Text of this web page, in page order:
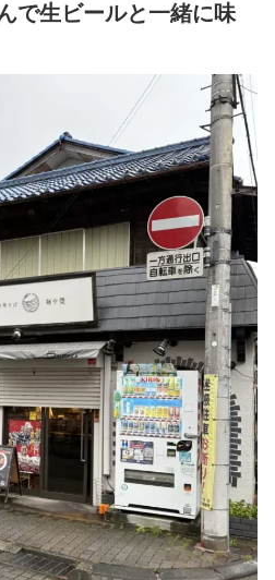
で生ビールと一緒に味